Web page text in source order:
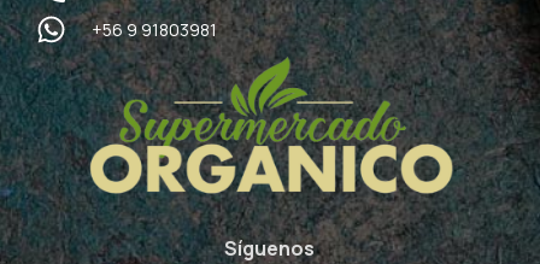
+56 9 91803981
Síguenos